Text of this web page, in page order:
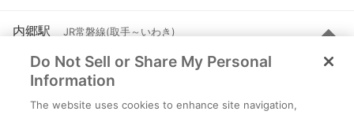
内郷駅 JR常磐線(取手～いわき)
いわき市内郷綴町榎下
このページの店舗から 4.9 km
ルート
を見る
Do Not Sell or Share My Personal
Information
The website uses cookies to enhance site navigation,